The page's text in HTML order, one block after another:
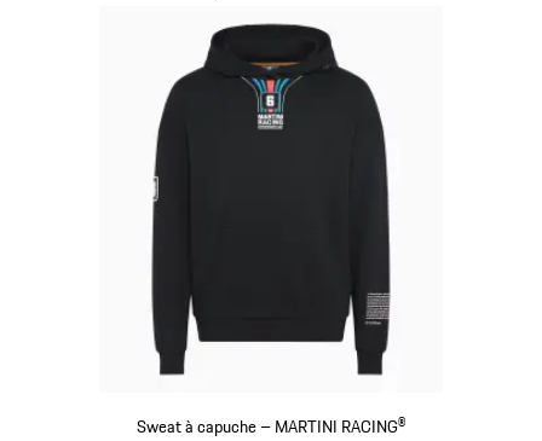
Sweat à capuche – MARTINI RACING®